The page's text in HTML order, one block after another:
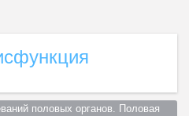
половых органов. Половая